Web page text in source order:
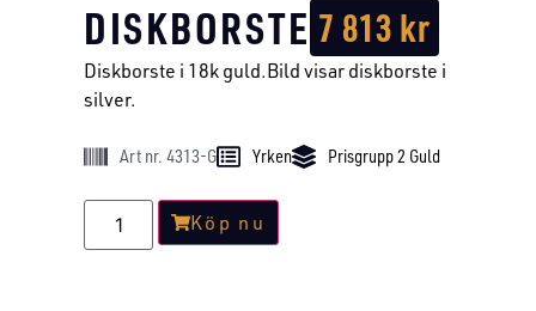
DISKBORSTE 7 813kr
Diskborste i 18k guld.Bild visar diskborste i
silver.
Art nr. 4313-G Yrken Prisgrupp 2 Guld
Köp nu